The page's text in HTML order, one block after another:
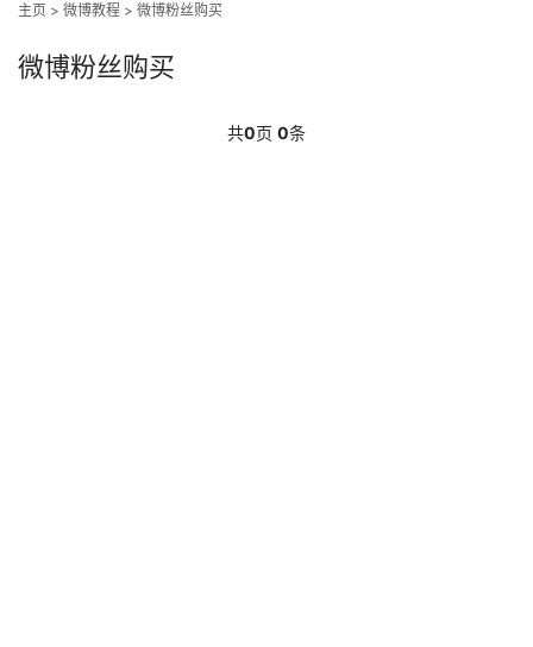
主页 > 微博教程 > 微博粉丝购买
微博粉丝购买
共0页 0条